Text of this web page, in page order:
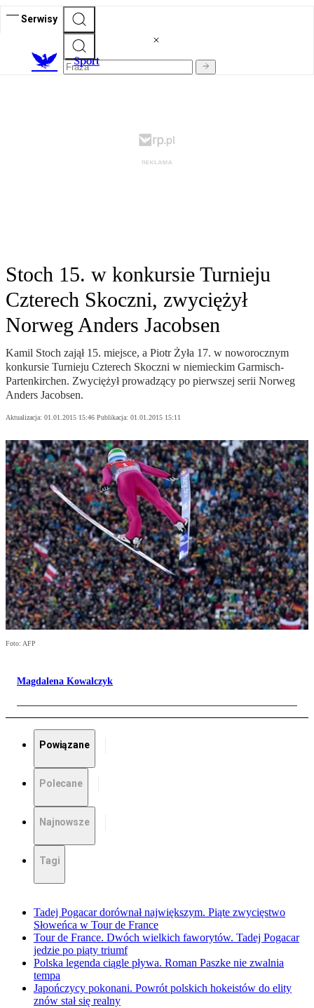
Serwisy
Sport
Stoch 15. w konkursie Turnieju
Czterech Skoczni, zwyciężył
Norweg Anders Jacobsen
Kamil Stoch zajął 15. miejsce, a Piotr Żyła 17. w noworocznym
konkursie Turnieju Czterech Skoczni w niemieckim Garmisch-
Partenkirchen. Zwyciężył prowadzący po pierwszej serii Norweg
Anders Jacobsen.
Aktualizacja: 01.01.2015 15:46 Publikacja: 01.01.2015 15:11
Foto: AFP
Magdalena Kowalczyk
Powiązane
Polecane
Najnowsze
Tagi
Tadej Pogacar dorównał największym. Piąte zwycięstwo
Słoweńca w Tour de France
Tour de France. Dwóch wielkich faworytów. Tadej Pogacar
jedzie po piąty triumf
Polska legenda ciągle pływa. Roman Paszke nie zwalnia
tempa
Japończycy pokonani. Powrót polskich hokeistów do elity
znów stał się realny